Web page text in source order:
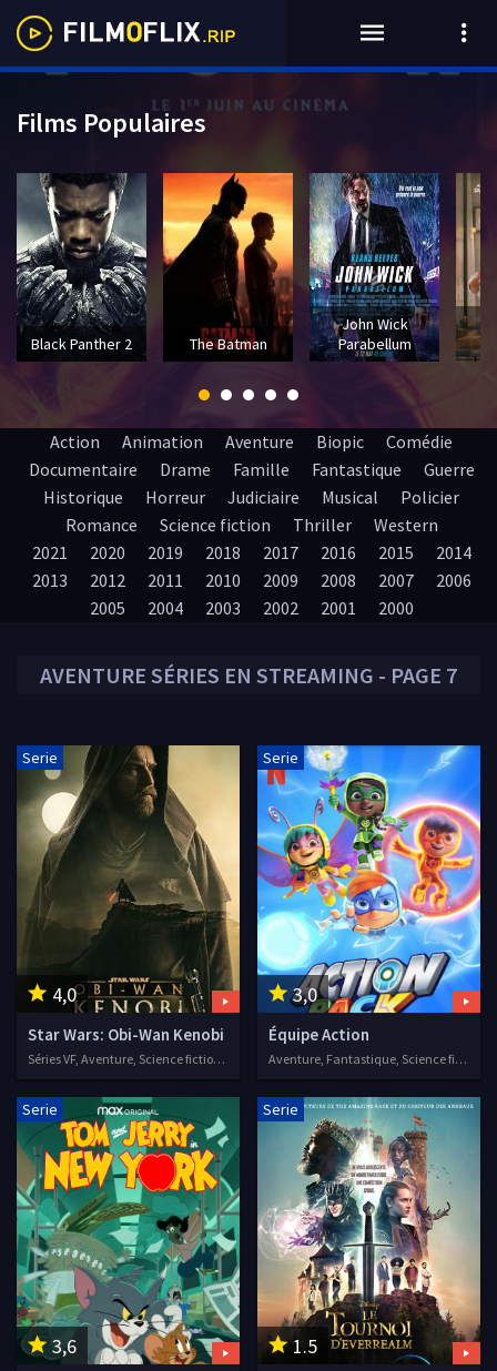
AVENTURE SÉRIES EN STREAMING - PAGE 7
4,0
Serie
Star Wars: Obi-Wan Kenobi
Séries VF, Aventure, Science fiction, Action
3,0
Serie
Équipe Action
Aventure, Fantastique, Science fiction, Animation, Séries VF, 2021
3,6
Serie
1.5
Serie
Action Animation Aventure Biopic
Comédie
Documentaire
Drame Famille Fantastique
Guerre
Historique
Horreur Judiciaire Musical
Policier
Romance
Science fiction Thriller
Western
2021
2020 2019 2018 2017 2016 2015
2014
2013
2012 2011 2010 2009 2008 2007
2006
2005
2004 2003 2002 2001 2000
Films Populaires
Black Panther 2 The Batman
John Wick
Parabellum